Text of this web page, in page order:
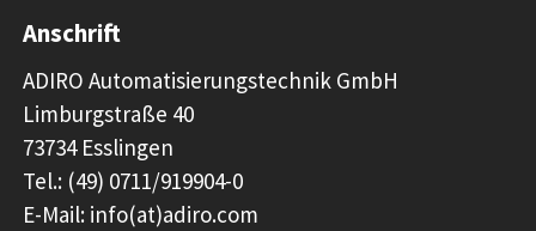
Anschrift
ADIRO Automatisierungstechnik GmbH
Limburgstraße 40
73734 Esslingen
Tel.: (49) 0711/919904-0
E-Mail: info(at)adiro.com